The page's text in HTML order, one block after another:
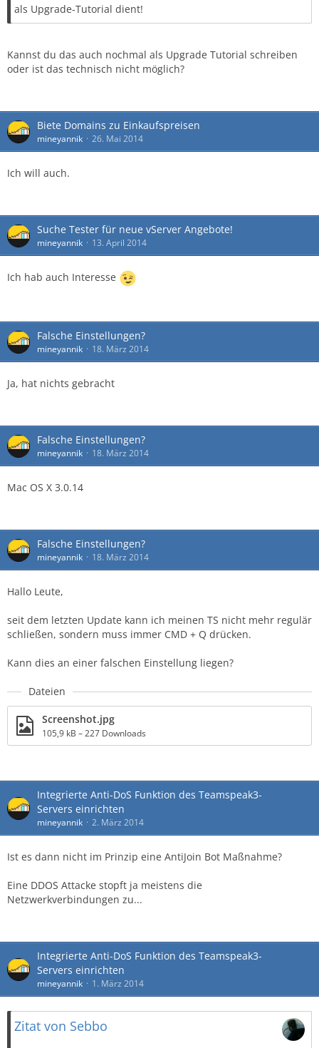
als Upgrade-Tutorial dient!
Kannst du das auch nochmal als Upgrade Tutorial schreiben
oder ist das technisch nicht möglich?
Biete Domains zu Einkaufspreisen
mineyannik 26. Mai 2014
Ich will auch.
Suche Tester für neue vServer Angebote!
mineyannik 13. April 2014
Ich hab auch Interesse
Falsche Einstellungen?
mineyannik 18. März 2014
Ja, hat nichts gebracht
Falsche Einstellungen?
mineyannik 18. März 2014
Mac OS X 3.0.14
Falsche Einstellungen?
mineyannik 18. März 2014
Hallo Leute,
seit dem letzten Update kann ich meinen TS nicht mehr regulär
schließen, sondern muss immer CMD + Q drücken.
Kann dies an einer falschen Einstellung liegen?
Dateien
Screenshot.jpg
105,9 kB – 227 Downloads
Integrierte Anti-DoS Funktion des Teamspeak3-
Servers einrichten
mineyannik 2. März 2014
Ist es dann nicht im Prinzip eine AntiJoin Bot Maßnahme?
Eine DDOS Attacke stopft ja meistens die
Netzwerkverbindungen zu...
Integrierte Anti-DoS Funktion des Teamspeak3-
Servers einrichten
mineyannik 1. März 2014
Zitat von Sebbo